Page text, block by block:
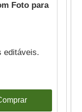
Foto para
editáveis.